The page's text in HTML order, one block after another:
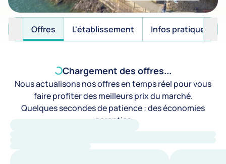
Offres L'établissement Infos pratiques
Chargement des offres...
Nous actualisons nos offres en temps réel pour vous
faire profiter des meilleurs prix du marché.
Quelques secondes de patience : des économies
garanties